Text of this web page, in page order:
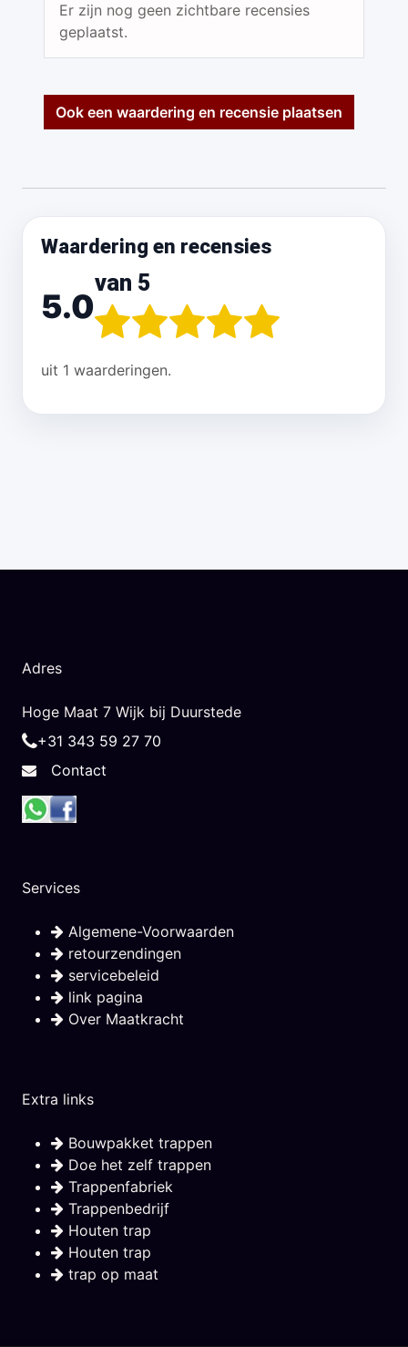
Er zijn nog geen zichtbare recensies
geplaatst.
Ook een waardering en recensie plaatsen
Waardering en recensies
5.0
van 5
uit 1 waarderingen.
Adres
Hoge Maat 7 Wijk bij Duurstede
+31 343 59 27 70
Contact
Services
Algemene-Voorwaarden
retourzendingen
servicebeleid
link pagina
Over Maatkracht
Extra links
Bouwpakket trappen
Doe het zelf trappen
Trappenfabriek
Trappenbedrijf
Houten trap
Houten trap
trap op maat